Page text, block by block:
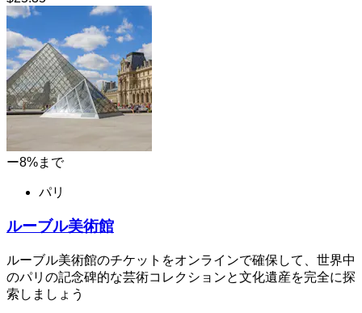
ー8%まで
パリ
ルーブル美術館
ルーブル美術館のチケットをオンラインで確保して、世界中
のパリの記念碑的な芸術コレクションと文化遺産を完全に探
索しましょう